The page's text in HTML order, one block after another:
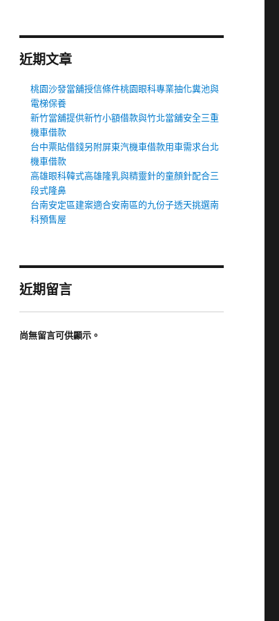
近期文章
桃園沙發當舖授信條件桃園眼科專業抽化糞池與
電梯保養
新竹當舖提供新竹小額借款與竹北當舖安全三重
機車借款
台中票貼借錢另附屏東汽機車借款用車需求台北
機車借款
高雄眼科韓式高雄隆乳與精靈針的童顏針配合三
段式隆鼻
台南安定區建案適合安南區的九份子透天挑選南
科預售屋
近期留言
尚無留言可供顯示。